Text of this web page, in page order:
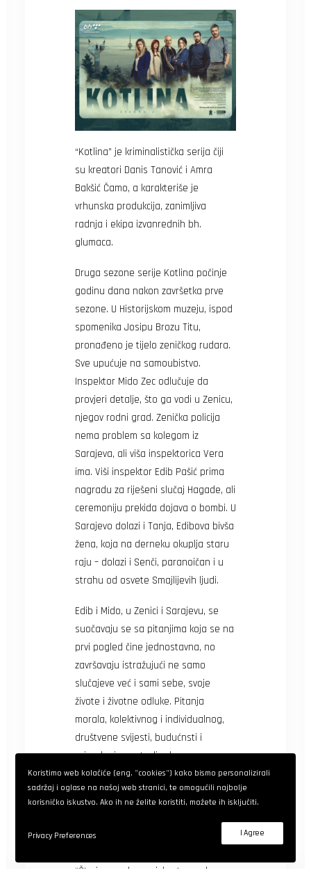
“Kotlina” je kriminalistička serija čiji
su kreatori Danis Tanović i Amra
Bakšić Čamo, a karakteriše je
vrhunska produkcija, zanimljiva
radnja i ekipa izvanrednih bh.
glumaca.
Druga sezone serije Kotlina počinje
godinu dana nakon završetka prve
sezone. U Historijskom muzeju, ispod
spomenika Josipu Brozu Titu,
pronađeno je tijelo zeničkog rudara.
Sve upućuje na samoubistvo.
Inspektor Mido Zec odlučuje da
provjeri detalje, što ga vodi u Zenicu,
njegov rodni grad. Zenička policija
nema problem sa kolegom iz
Sarajeva, ali viša inspektorica Vera
ima. Viši inspektor Edib Pašić prima
nagradu za riješeni slučaj Hagade, ali
ceremoniju prekida dojava o bombi. U
Sarajevo dolazi i Tanja, Edibova bivša
žena, koja na derneku okuplja staru
raju – dolazi i Senči, paranoičan i u
strahu od osvete Smajlijevih ljudi.
Edib i Mido, u Zenici i Sarajevu, se
suočavaju se sa pitanjima koja se na
prvi pogled čine jednostavna, no
završavaju istražujući ne samo
slučajeve već i sami sebe, svoje
živote i životne odluke. Pitanja
morala, kolektivnog i individualnog,
društvene svijesti, budućnsti i
pripadanja postavlja druga sezona
serije Kotlina.
Svoja zapažanja sa snimanja 2.
Amra Bakšič Čamo.
“Šta je posebno u iskustvu rada na
Koristimo web kolačiće (eng. "cookies") kako bismo personalizirali
sadržaj i oglase na našoj web stranici, te omogućili najbolje
korisničko iskustvo. Ako ih ne želite koristiti, možete ih isključiti.
Privacy Preferences I Agree